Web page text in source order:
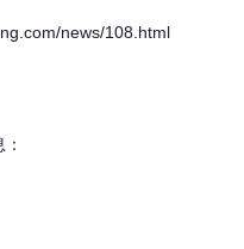
news/108.html